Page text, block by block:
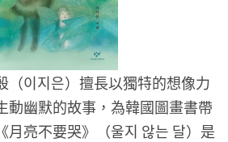
（이지은）擅長以獨特的想像力
動幽默的故事，為韓國圖畫書帶
月亮不要哭》（울지 않는 달）是